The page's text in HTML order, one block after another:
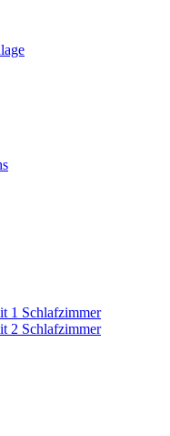
1 Schlafzimmer
2 Schlafzimmer